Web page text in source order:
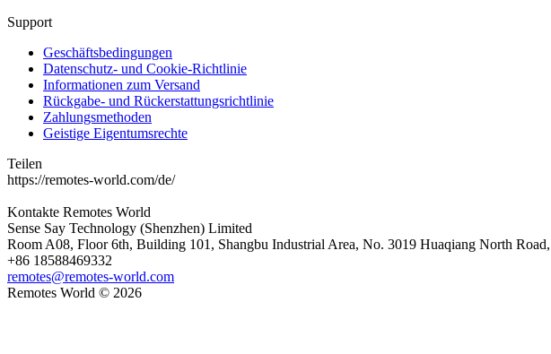
Support
Geschäftsbedingungen
Datenschutz- und Cookie-Richtlinie
Informationen zum Versand
Rückgabe- und Rückerstattungsrichtlinie
Zahlungsmethoden
Geistige Eigentumsrechte
Teilen
https://remotes-world.com/de/
Kontakte Remotes World
Sense Say Technology (Shenzhen) Limited
Room A08, Floor 6th, Building 101, Shangbu Industrial Area, No. 3019 Huaqiang North
+86 18588469332
remotes@remotes-world.com
Remotes World © 2026